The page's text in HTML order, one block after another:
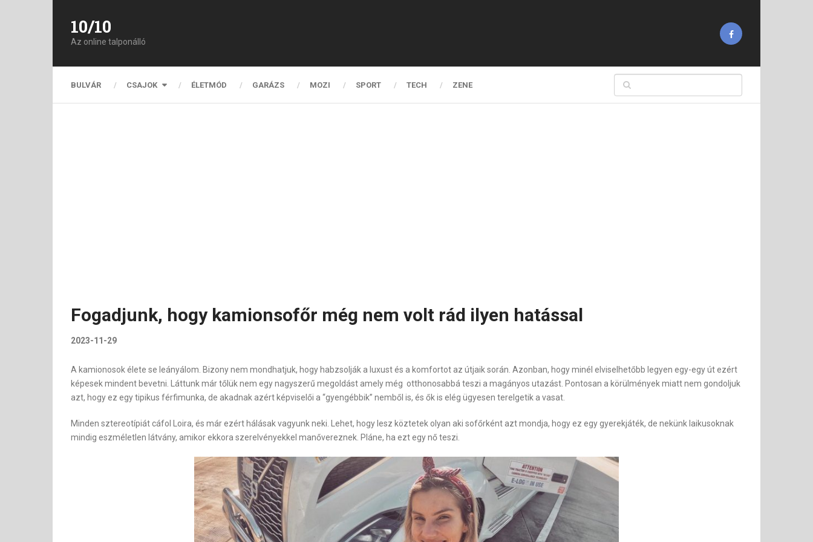
10/10
Az online talponálló
BULVÁR CSAJOK ÉLETMÓD GARÁZS MOZI SPORT TECH ZENE
Fogadjunk, hogy kamionsofőr még nem volt rád ilyen hatással
2023-11-29
A kamionosok élete se leányálom. Bizony nem mondhatjuk, hogy habzsolják a luxust és a komfortot az útjaik során. Azonban, hogy minél elviselhetőbb legyen egy-egy út ezért
képesek mindent bevetni. Láttunk már tőlük nem egy nagyszerű megoldást amely még otthonosabbá teszi a magányos utazást. Pontosan a körülmények miatt nem gondoljuk
azt, hogy ez egy tipikus férfimunka, de akadnak azért képviselői a “gyengébbik” nemből is, és ők is elég ügyesen terelgetik a vasat.
Minden sztereotípiát cáfol Loira, és már ezért hálásak vagyunk neki. Lehet, hogy lesz köztetek olyan aki sofőrként azt mondja, hogy ez egy gyerekjáték, de nekünk laikusoknak
mindig eszméletlen látvány, amikor ekkora szerelvényekkel manővereznek. Pláne, ha ezt egy nő teszi.